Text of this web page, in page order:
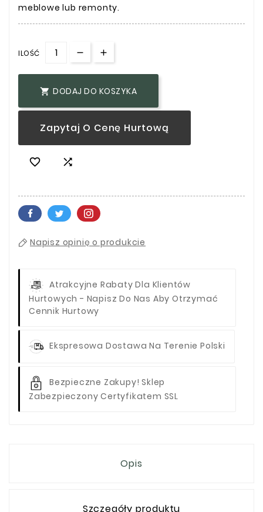
meblowe lub remonty.
ILOŚĆ
 DODAJ DO KOSZYKA
Zapytaj O Cenę Hurtową
 
Napisz opinię o produkcie
Atrakcyjne Rabaty Dla Klientów
Hurtowych - Napisz Do Nas Aby Otrzymać
Cennik Hurtowy
Ekspresowa Dostawa Na Terenie Polski
Bezpieczne Zakupy! Sklep
Zabezpieczony Certyfikatem SSL
Opis
Szczegóły produktu